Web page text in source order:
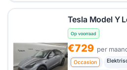
Tesla Model Y
Op voorraad
€729 per
Occasion